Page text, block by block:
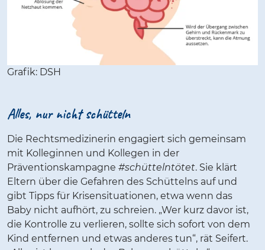
Grafik: DSH
Alles, nur nicht schütteln
Die Rechtsmedizinerin engagiert sich gemeinsam
mit Kolleginnen und Kollegen in der
Präventionskampagne #schüttelntötet. Sie klärt
Eltern über die Gefahren des Schüttelns auf und
gibt Tipps für Krisensituationen, etwa wenn das
Baby nicht aufhört, zu schreien. „Wer kurz davor ist,
die Kontrolle zu verlieren, sollte sich sofort von dem
Kind entfernen und etwas anderes tun“, rät Seifert.